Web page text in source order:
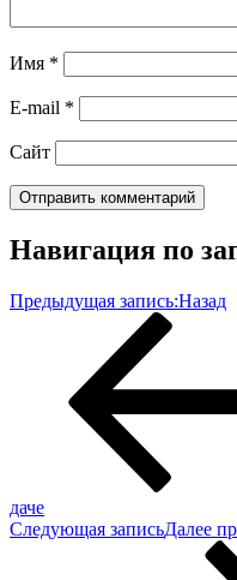
Имя *
E-mail *
Сайт
Навигация по
Предыдущая запись:Назад
даче
Следующая записьДалее